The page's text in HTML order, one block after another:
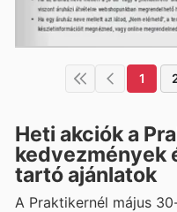
1
Heti akciók a
kedvezmények
tartó ajánlatok
A Praktikernél május